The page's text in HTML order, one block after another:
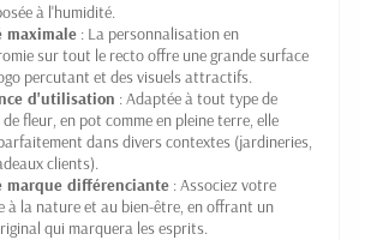
à l'humidité.
: La personnalisation en
sur tout le recto offre une grande surface
percutant et des visuels attractifs.
d'utilisation : Adaptée à tout type de
fleur, en pot comme en pleine terre, elle
dans divers contextes (jardineries,
clients).
marque différenciante : Associez votre
à la nature et au bien-être, en offrant un
qui marquera les esprits.